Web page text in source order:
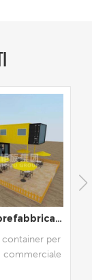
nuovo design 40 piedi container prefabbricato caffetteria caffetteria
per
design